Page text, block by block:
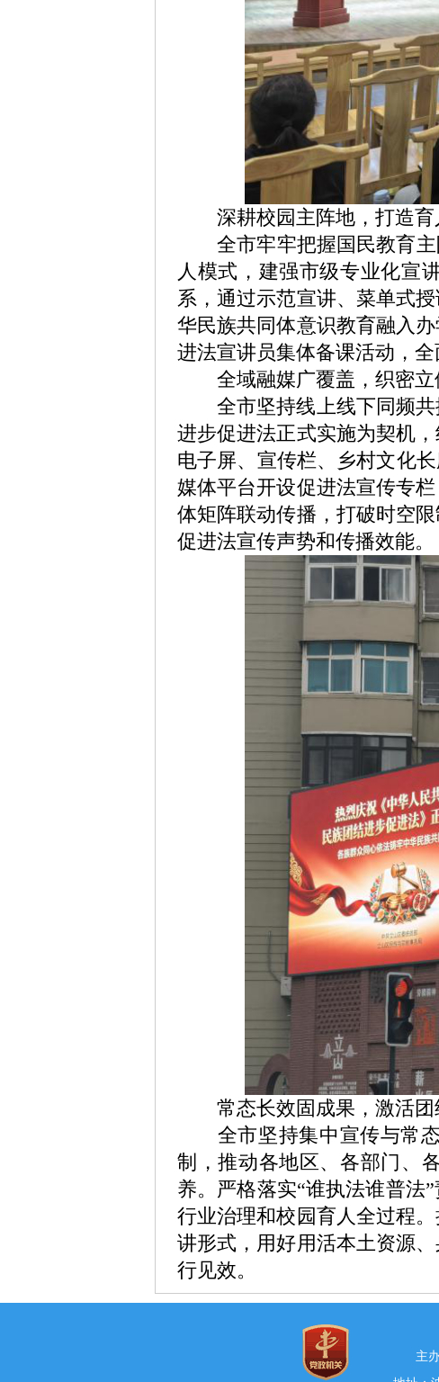
深耕校园主阵地，打造育
全市牢牢把握国民教育
人模式，建强市级专业化宣
系，通过示范宣讲、菜单式
华民族共同体意识教育融入
进法宣讲员集体备课活动， 全
全域融媒广覆盖，织密立
全市坚持线上线下同频
进步促进法正式实施为契机
电子屏、宣传栏、乡村文化
媒体平台开设促进法宣传专
体矩阵联动传播，打破时空
促进法宣传声势和传播效能。
常态长效固成果，激活团
全市坚持集中宣传与常
制，推动各地区、各部门、
养。严格落实“谁执法谁普法
行业治理和校园育人全过程
讲形式，用好用活本土资源
行见效。
主